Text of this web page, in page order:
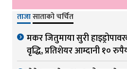
ताजासाताको चर्चित
मकर जितुमाया सुरी
वृद्धि, प्रतिशेयर आम्दानी १०